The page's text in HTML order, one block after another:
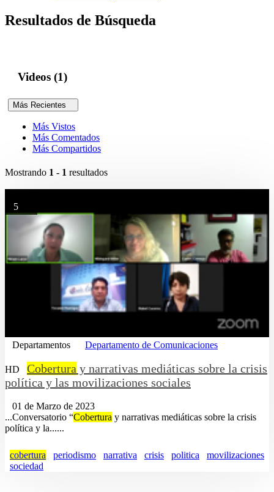
Resultados de Búsqueda
Videos (1)
Más Recientes
Más Vistos
Más Comentados
Más Compartidos
Mostrando 1 - 1 resultados
5
Departamentos Departamento de Comunicaciones
HD Cobertura y narrativas mediáticas sobre la crisis
política y las movilizaciones sociales
01 de Marzo de 2023
...Conversatorio “Cobertura y narrativas mediáticas sobre la crisis
política y la......
cobertura periodismo narrativa crisis politica
movilizaciones
sociedad